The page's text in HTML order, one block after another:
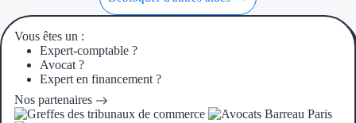
Aides Région
Aides Européennes
Vous êtes un :
Expert-comptable ?
Avocat ?
Expert en financement ?
Nos partenaires